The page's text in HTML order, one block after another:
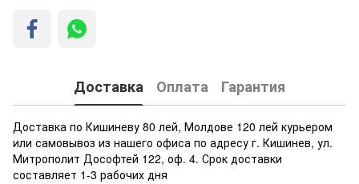
Доставка Оплата Гарантия
Доставка по Кишиневу 80 лей, Молдове 120 лей курьером
или самовывоз из нашего офиса по адресу г. Кишинев, ул.
Митрополит Дософтей 122, оф. 4. Срок доставки
составляет 1-3 рабочих дня